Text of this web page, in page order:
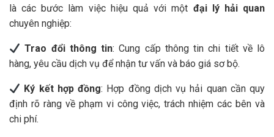
là các bước làm việc hiệu quả với một đại lý hải quan
chuyên nghiệp:
Trao đổi thông tin: Cung cấp thông tin chi tiết về lô
hàng, yêu cầu dịch vụ để nhận tư vấn và báo giá sơ bộ.
Ký kết hợp đồng: Hợp đồng dịch vụ hải quan cần quy
định rõ ràng về phạm vi công việc, trách nhiệm các bên và
chi phí.